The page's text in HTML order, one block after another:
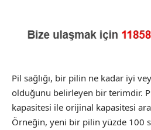
Pil sağlığı, bir pilin ne kadar iyi
olduğunu belirleyen bir terimdir.
kapasitesi ile orijinal kapasitesi
Örneğin, yeni bir pilin yüzde 100